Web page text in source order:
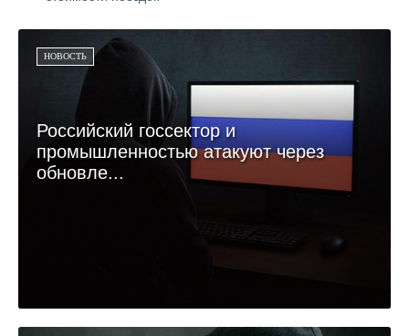
НОВОСТЬ
Российский госсектор и
промышленностью атакуют через
обновле...